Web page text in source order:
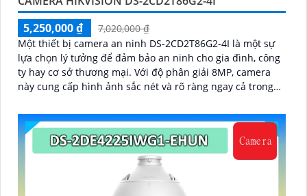
5,250,000 ₫
7,020,000 ₫
Một thiết bị camera an ninh DS-2CD2T86G2-4I là một sự
lựa chọn lý tưởng để đảm bảo an ninh cho gia đình, công
ty hay cơ sở thương mại. Với độ phân giải 8MP, camera
này cung cấp hình ảnh sắc nét và rõ ràng ngay cả trong